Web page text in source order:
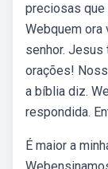
preciosas
Webquem ora
senhor. Jesus
orações!
a bíblia diz.
respondida.
É maior a